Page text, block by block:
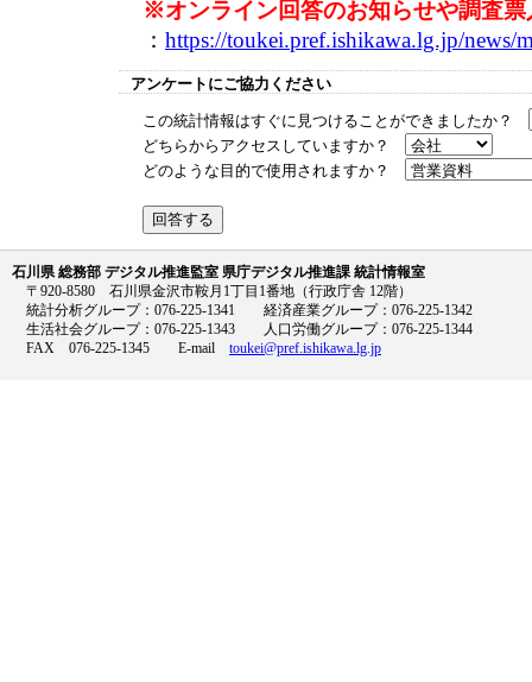
※オンライン回答のお知らせや調査
： https://toukei.pref.ishikawa.lg.jp/news/
アンケートにご協力ください
この統計情報はすぐに見つけることができましたか？
どちらからアクセスしていますか？
どのような目的で使用されますか？
石川県 総務部 デジタル推進監室 県庁デジタル推進課 統計情報室
〒920-8580 石川県金沢市鞍月1丁目1番地（行政庁舎 12階）
統計分析グループ：076-225-1341 経済産業グループ：076-225-1342
生活社会グループ：076-225-1343 人口労働グループ：076-225-1344
FAX 076-225-1345 E-mail toukei@pref.ishikawa.lg.jp